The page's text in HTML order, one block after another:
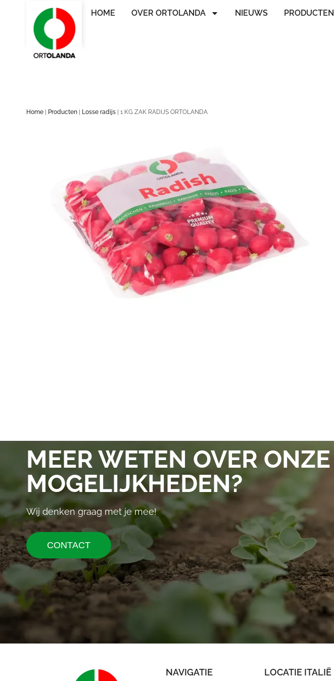
HOME OVER ORTOLANDA NIEUWS PRODUCTEN
Home | Producten | Losse radijs | 1 KG ZAK RADIJS ORTOLANDA
MEER WETEN OVER ONZE
MOGELIJKHEDEN?
Wij denken graag met je mee!
CONTACT
NAVIGATIE LOCATIE ITALIË